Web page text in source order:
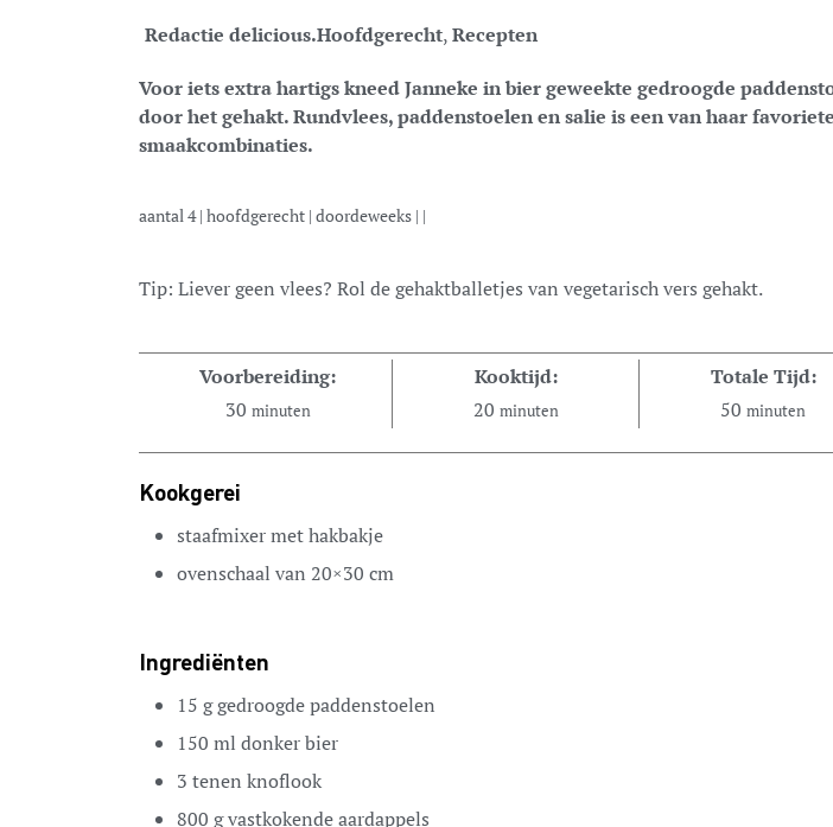
Redactie delicious.Hoofdgerecht,Recepten
Voor iets extra hartigs kneed Janneke in bier geweekte gedroogde
door het gehakt. Rundvlees, paddenstoelen en salie is een van haar favoriete
smaakcombinaties.
aantal4| hoofdgerecht | doordeweeks | |
Tip: Liever geen vlees? Rol de gehaktballetjes van vegetarisch vers gehakt.
Voorbereiding:
30 minuten
Kooktijd:
20 minuten
Totale Tijd:
50 minuten
Kookgerei
staafmixer met hakbakje
ovenschaal van 20×30 cm
Ingrediënten
15 ggedroogde paddenstoelen
150 ml donker bier
3 tenen knoflook
800 gvastkokende aardappels